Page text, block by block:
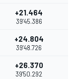
+21.464
39'45.386
+24.804
39'48.726
+26.370
39'50.292